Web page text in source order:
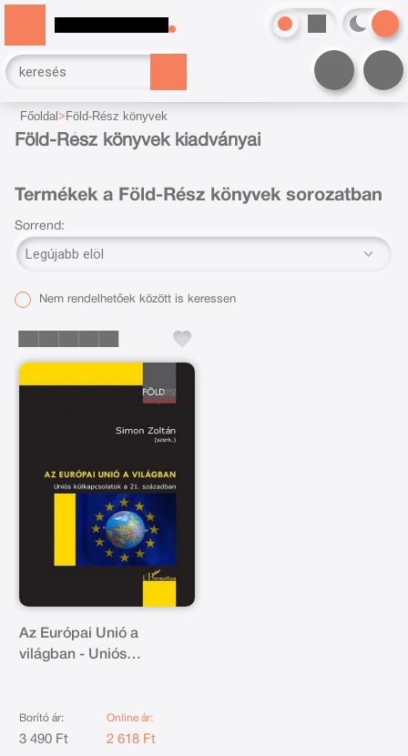
Főoldal Föld-Rész könyvek
Föld-Rész könyvek kiadványai
Termékek a Föld-Rész könyvek sorozatban
Sorrend:
Nem rendelhetőek között is keressen
Az Európai Unió a
világban - Uniós
Borító ár:
3 490 Ft
Online ár:
2 618 Ft